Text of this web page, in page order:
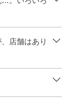
店舗はあり